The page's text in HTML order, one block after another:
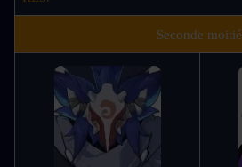
Seconde moitié